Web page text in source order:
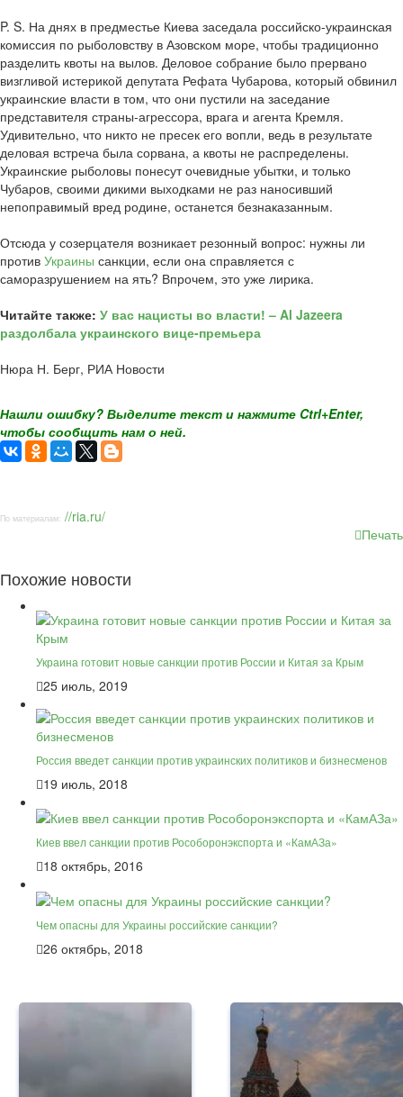
P. S. На днях в предместье Киева заседала российско-украинская
комиссия по рыболовству в Азовском море, чтобы традиционно
разделить квоты на вылов. Деловое собрание было прервано
визгливой истерикой депутата Рефата Чубарова, который обвинил
украинские власти в том, что они пустили на заседание
представителя страны-агрессора, врага и агента Кремля.
Удивительно, что никто не пресек его вопли, ведь в результате
деловая встреча была сорвана, а квоты не распределены.
Украинские рыболовы понесут очевидные убытки, и только
Чубаров, своими дикими выходками не раз наносивший
непоправимый вред родине, останется безнаказанным.
Отсюда у созерцателя возникает резонный вопрос: нужны ли
против Украины санкции, если она справляется с
саморазрушением на ять? Впрочем, это уже лирика.
Читайте также: У вас нацисты во власти! – Al Jazeera
раздолбала украинского вице-премьера
Нюра Н. Берг, РИА Новости
Нашли ошибку? Выделите текст и нажмите Ctrl+Enter,
чтобы сообщить нам о ней.
По материалам: //ria.ru/
Печать
Похожие новости
Украина готовит новые санкции против России и Китая за Крым
25 июль, 2019
Россия введет санкции против украинских политиков и бизнесменов
19 июль, 2018
Киев ввел санкции против Рособоронэкспорта и «КамАЗа»
18 октябрь, 2016
Чем опасны для Украины российские санкции?
26 октябрь, 2018